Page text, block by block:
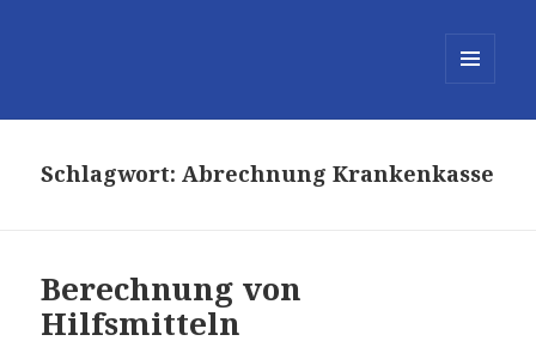
Schlagwort:Abrechnung Krankenkasse
Berechnung von
Hilfsmitteln